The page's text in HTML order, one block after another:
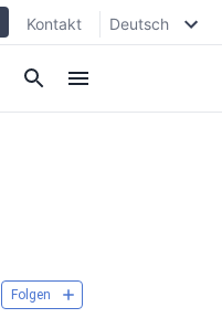
Kontakt Deutsch
Folgen